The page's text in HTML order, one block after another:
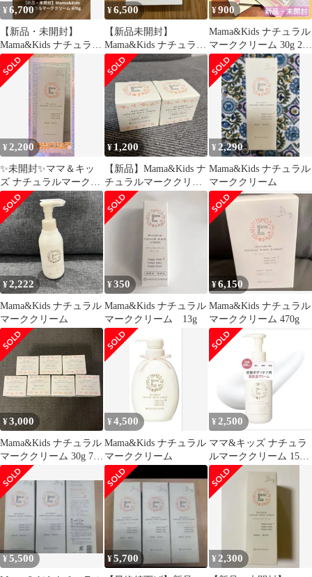
¥6,700
【新品・未開封】
Mama&Kids ナチュラル
マーククリーム 470g
¥6,500
【新品未開封】
Mama&Kids ナチュラル
マーククリーム 470g お
得用
¥900
Mama&Kids ナチュラル
マーククリーム 30g 2個
＋試供品3包まとめ売り
¥ 2,200
✨未開封✨ママ＆キッ
ズ ナチュラルマークク
リーム 150g
¥1,200
【新品】Mama&Kids ナ
チュラルマーククリー
ム 30g 2個セット
¥ 2,290
Mama&Kids ナチュラル
マーククリーム
¥2,222
Mama&Kids ナチュラル
マーククリーム
¥350
Mama&Kids ナチュラル
マーククリーム 13g
¥6,150
Mama&Kids ナチュラル
マーククリーム 470g
¥3,000
Mama&Kids ナチュラル
マーククリーム 30g 7個
セット
¥4,500
Mama&Kids ナチュラル
マーククリーム
¥ 2,500
ママ&キッズ ナチュラ
ルマーククリーム 150g
マタニティ
¥5,500 ¥5,700 ¥2,300